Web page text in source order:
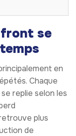
se
en
Chaque
replie selon les
plus
de